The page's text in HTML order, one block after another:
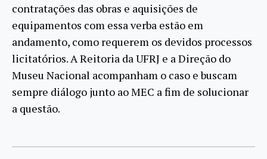
contratações das obras e aquisições de
equipamentos com essa verba estão em
andamento, como requerem os devidos processos
licitatórios. A Reitoria da UFRJ e a Direção do
Museu Nacional acompanham o caso e buscam
sempre diálogo junto ao MEC a fim de solucionar
a questão.